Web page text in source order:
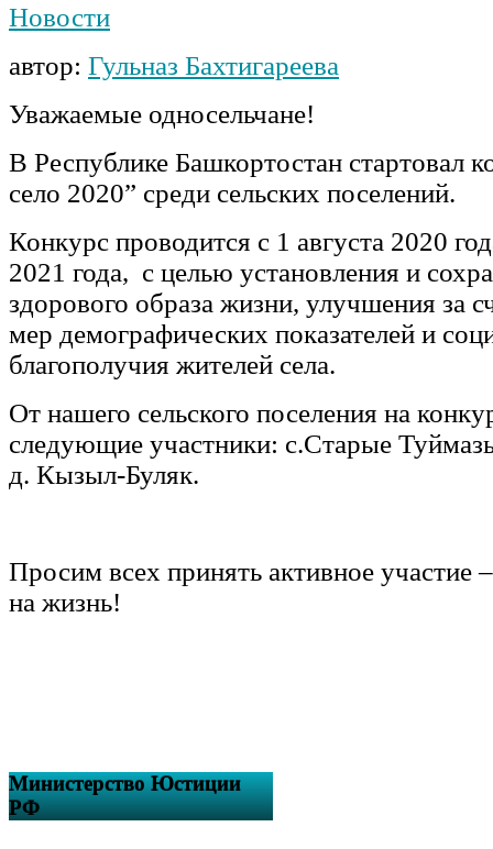
Новости
автор: Гульназ Бахтигареева
Уважаемые односельчане!
В Республике Башкортостан стартовал
село 2020” среди сельских поселений.
Конкурс проводится с 1 августа 2020
2021 года, с целью установления и
здорового образа жизни, улучшения за
мер демографических показателей и
благополучия жителей села.
От нашего сельского поселения на
следующие участники: с.Старые
д. Кызыл-Буляк.
Просим всех принять активное участие
на жизнь!
Министерство Юстиции
РФ